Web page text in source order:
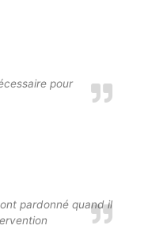
pour
pardonné quand il